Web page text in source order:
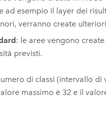
ad esempio il layer dei
verranno create
: le aree vengono
previsti.
di classi (intervallo di
massimo è 32 e il